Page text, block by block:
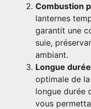
Combustion
lanternes
garantit une
suie,
ambiant.
Longue
optimale de
longue durée
vous